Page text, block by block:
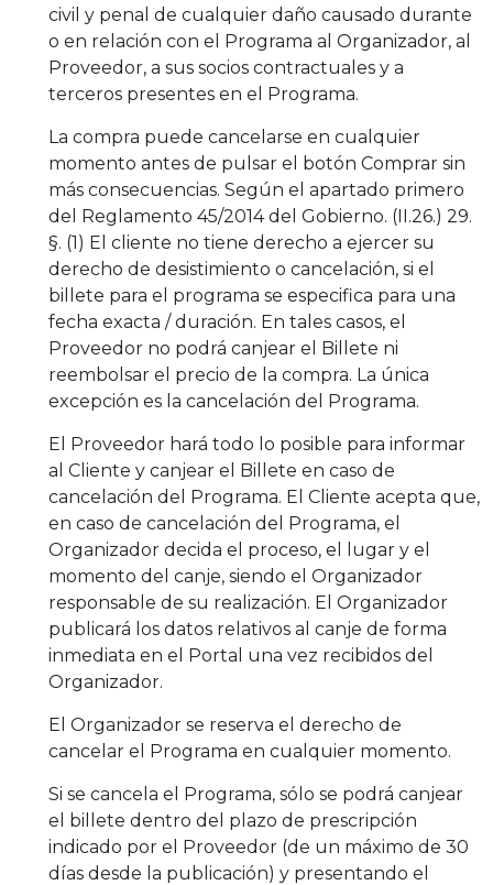
civil y penal de cualquier daño causado durante
o en relación con el Programa al Organizador, al
Proveedor, a sus socios contractuales y a
terceros presentes en el Programa.
La compra puede cancelarse en cualquier
momento antes de pulsar el botón Comprar sin
más consecuencias. Según el apartado primero
del Reglamento 45/2014 del Gobierno. (II.26.) 29.
§. (1) El cliente no tiene derecho a ejercer su
derecho de desistimiento o cancelación, si el
billete para el programa se especifica para una
fecha exacta / duración. En tales casos, el
Proveedor no podrá canjear el Billete ni
reembolsar el precio de la compra. La única
excepción es la cancelación del Programa.
El Proveedor hará todo lo posible para informar
al Cliente y canjear el Billete en caso de
cancelación del Programa. El Cliente acepta que,
en caso de cancelación del Programa, el
Organizador decida el proceso, el lugar y el
momento del canje, siendo el Organizador
responsable de su realización. El Organizador
publicará los datos relativos al canje de forma
inmediata en el Portal una vez recibidos del
Organizador.
El Organizador se reserva el derecho de
cancelar el Programa en cualquier momento.
Si se cancela el Programa, sólo se podrá canjear
el billete dentro del plazo de prescripción
indicado por el Proveedor (de un máximo de 30
días desde la publicación) y presentando el